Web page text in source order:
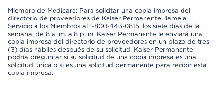
Miembro de Medicare: Para solicitar una copia impresa del
directorio de proveedores de Kaiser Permanente, llame a
Servicio a los Miembros al 1-800-443-0815, los siete días de la
semana, de 8 a. m. a 8 p. m. Kaiser Permanente le enviará una
copia impresa del directorio de proveedores en un plazo de tres
(3) días hábiles después de su solicitud. Kaiser Permanente
podría preguntar si su solicitud de una copia impresa es una
solicitud única o si es una solicitud permanente para recibir esta
copia impresa.